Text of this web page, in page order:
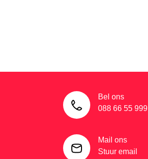
Bel ons
088 66 55 999
Mail ons
Stuur email